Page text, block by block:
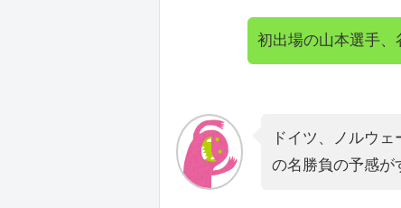
初出場の山本選手、
ドイツ、ノルウ
の名勝負の予感が